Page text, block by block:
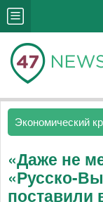
Экономический
«Даже не
«Русско-
поставили